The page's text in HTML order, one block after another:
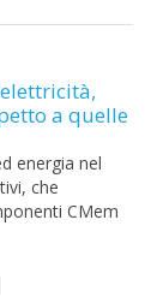
a quelle
energia nel
che
CMem